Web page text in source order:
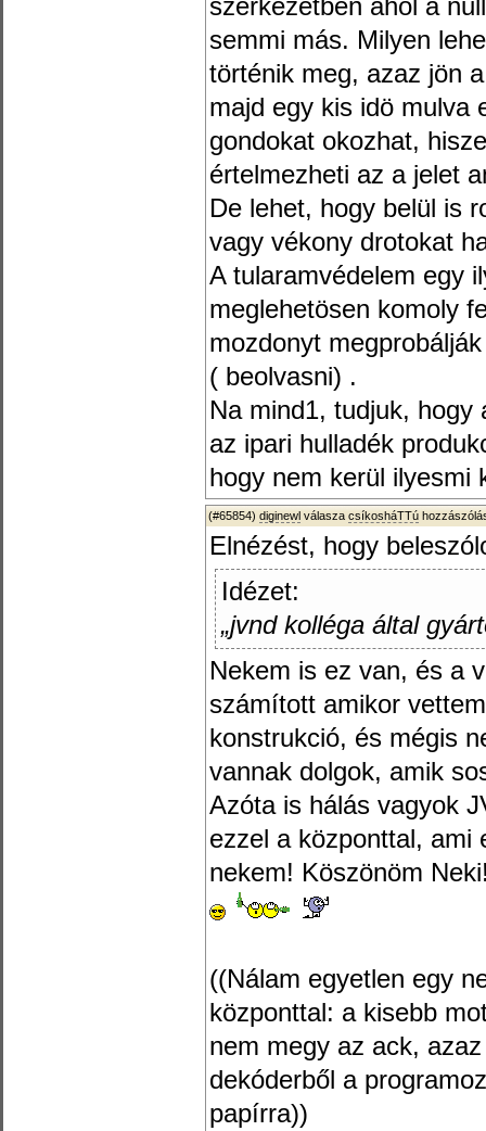
szerkezetben ahol a
semmi más. Milyen
történik meg, azaz jön
majd egy kis idö mulva
gondokat okozhat,
értelmezheti az a jelet
De lehet, hogy belül is
vagy vékony drotokat
A tularamvédelem egy
meglehetösen komoly
mozdonyt
( beolvasni) .
Na mind1, tudjuk, hogy
az ipari hulladék
hogy nem kerül ilyesmi
(#65854) diginewl válasza csíkosháTTú
Elnézést, hogy
Idézet:
„jvnd kolléga által
Nekem is ez van, és a
számított amikor
konstrukció, és mégis
vannak dolgok, amik
Azóta is hálás vagyok
ezzel a központtal, ami
nekem! Köszönöm
((Nálam egyetlen egy
központtal: a kisebb
nem megy az ack,
dekóderből a
papírra))